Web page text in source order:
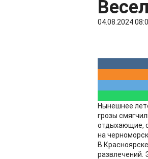
04.08.2024
Нынешнее
грозы
отдыхающие,
на
В
развлечений.